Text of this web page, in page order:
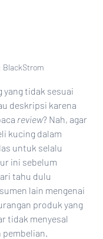
BlackStrom
deskripsi karena
review? Nah, agar
kucing dalam
untuk selalu
ini sebelum
tahu dulu
lain mengenai
produk yang
tidak menyesal
pembelian.